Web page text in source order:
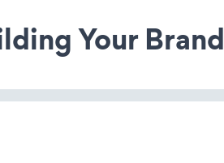
Your Brand